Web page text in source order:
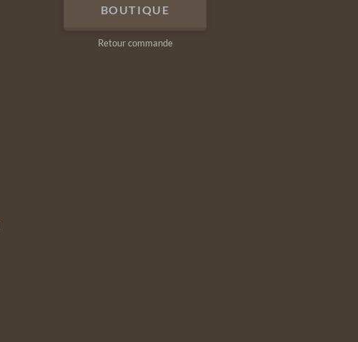
BOUTIQUE
Retour commande